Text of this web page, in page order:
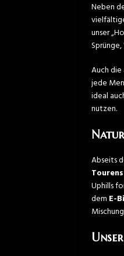
Neben
unser
Auch die
jede
ideal
nutzen.
Abseits
Uphills
dem E-